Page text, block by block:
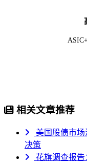
相关文章推荐
美国股债市
决策
花旗调查报告